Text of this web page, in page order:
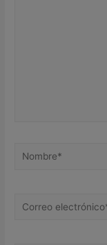
Nombre*
Correo